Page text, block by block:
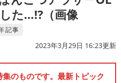
た…!?（画像
記事
2023年3月29日 16:23更新
のものです。最新トピック